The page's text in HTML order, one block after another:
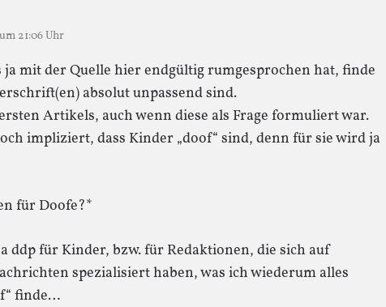
21:06 Uhr
ja mit der Quelle hier endgültig rumgesprochen hat, finde
absolut unpassend sind.
Artikels, auch wenn diese als Frage formuliert war.
impliziert, dass Kinder „doof“ sind, denn für sie wird ja
für Doofe?*
ddp für Kinder, bzw. für Redaktionen, die sich auf
spezialisiert haben, was ich wiederum alles
finde…